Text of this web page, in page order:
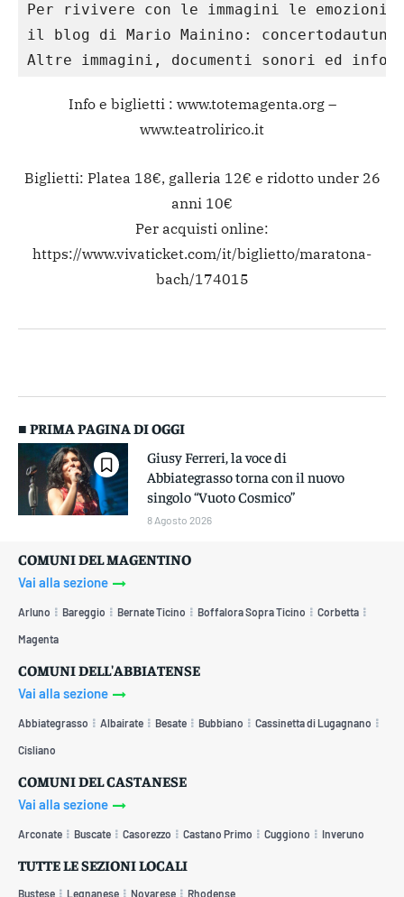
Per rivivere con le immagini le emozioni
il blog di Mario Mainino:
Altre immagini, documenti sonori ed
Info e biglietti : www.totemagenta.org –
www.teatrolirico.it
Biglietti: Platea 18€, galleria 12€ e ridotto under 26
anni 10€
Per acquisti online:
https://www.vivaticket.com/it/biglietto/maratona-
bach/174015
■ PRIMA PAGINA DI OGGI
Giusy Ferreri, la voce di
Abbiategrasso torna con il nuovo
singolo “Vuoto Cosmico”
8 Agosto 2026
COMUNI DEL MAGENTINO
Vai alla sezione
Arluno Bareggio Bernate Ticino Boffalora Sopra Ticino Corbetta
Magenta
COMUNI DELL'ABBIATENSE
Vai alla sezione
Abbiategrasso Albairate Besate Bubbiano Cassinetta di Lugagnano
Cisliano
COMUNI DEL CASTANESE
Vai alla sezione
Arconate Buscate Casorezzo Castano Primo Cuggiono Inveruno
TUTTE LE SEZIONI LOCALI
Bustese Legnanese Novarese Rhodense